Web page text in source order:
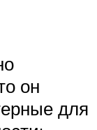
он
для